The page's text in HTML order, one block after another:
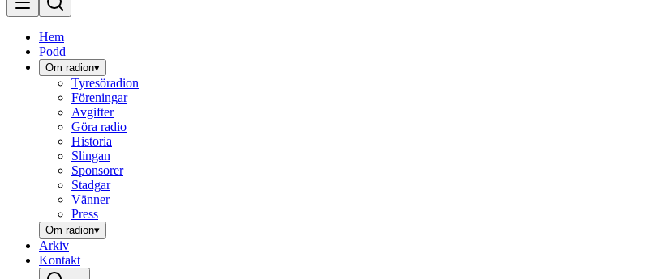
Hem
Podd
Om radion▾
Tyresöradion
Föreningar
Avgifter
Göra radio
Historia
Slingan
Sponsorer
Stadgar
Vänner
Press
Om radion▾
Arkiv
Kontakt